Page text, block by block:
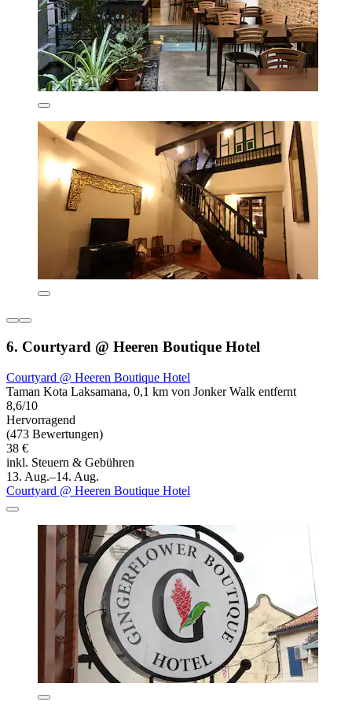
6. Courtyard @ Heeren Boutique Hotel
Courtyard @ Heeren Boutique Hotel
Taman Kota Laksamana, 0,1 km von Jonker Walk entfernt
8,6/10
Hervorragend
(473 Bewertungen)
38 €
inkl. Steuern & Gebühren
13. Aug.–14. Aug.
Courtyard @ Heeren Boutique Hotel